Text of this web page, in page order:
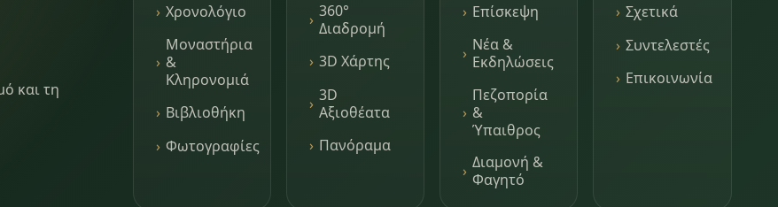
και τη
Χρονολόγιο
Μοναστήρια
&
Κληρονομιά
Βιβλιοθήκη
Φωτογραφίες
360°
Διαδρομή
3D Χάρτης
3D
Αξιοθέατα
Πανόραμα
Επίσκεψη
Νέα &
Εκδηλώσεις
Πεζοπορία
&
Ύπαιθρος
Διαμονή &
Φαγητό
Σχετικά
Συντελεστές
Επικοινωνία